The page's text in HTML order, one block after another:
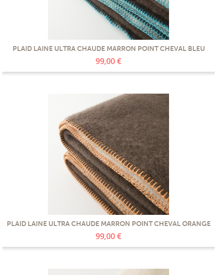
PLAID LAINE ULTRA CHAUDE MARRON POINT CHEVAL BLEU
99,00 €
PLAID LAINE ULTRA CHAUDE MARRON POINT CHEVAL ORANGE
99,00 €